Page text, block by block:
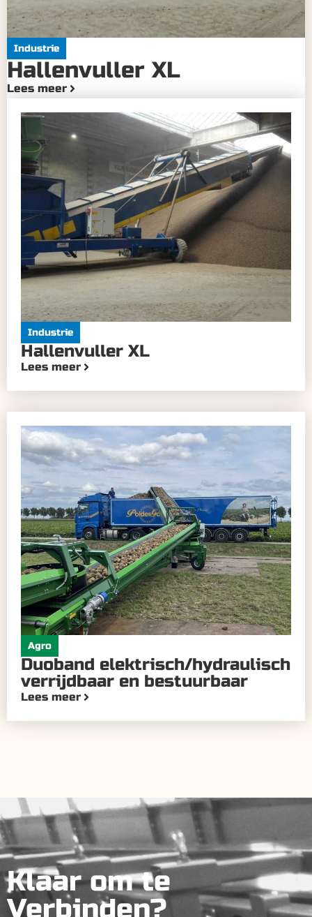
Industrie
Hallenvuller XL
Lees meer
Industrie
Hallenvuller XL
Lees meer
Agro
Duoband elektrisch/hydraulisch
verrijdbaar en bestuurbaar
Lees meer
Klaar om te
Verbinden?